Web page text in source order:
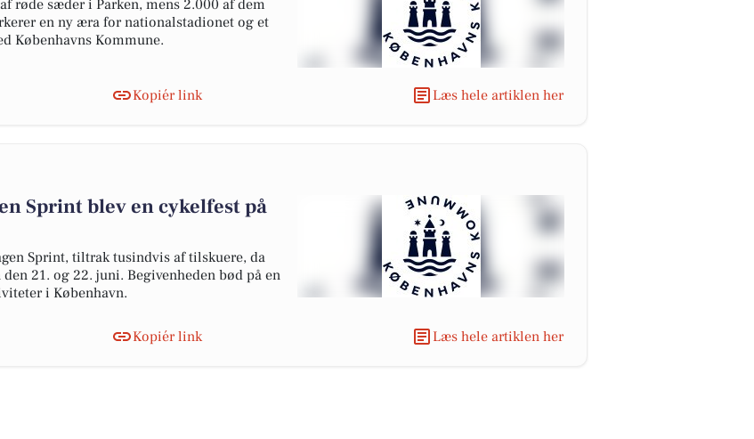
røde sæder i Parken, mens 2.000 af dem
en ny æra for nationalstadionet og et
Københavns Kommune.
Kopiér link Læs hele artiklen her
Sprint blev en cykelfest på
Sprint, tiltrak tusindvis af tilskuere, da
21. og 22. juni. Begivenheden bød på en
i København.
Kopiér link Læs hele artiklen her